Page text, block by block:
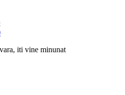
iti vine minunat